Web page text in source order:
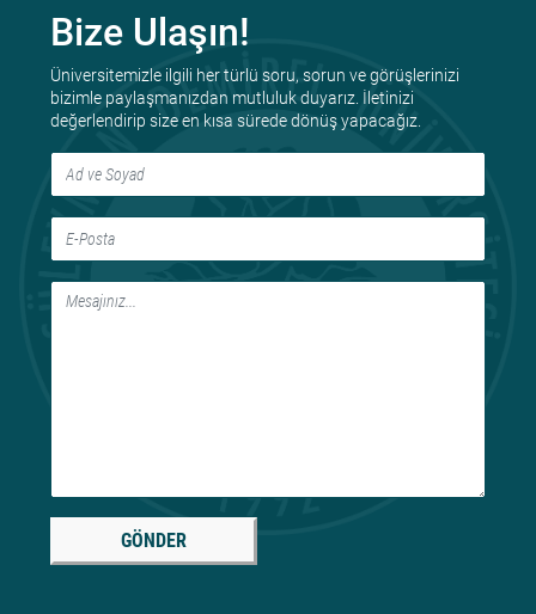
Bize Ulaşın!
Üniversitemizle ilgili her türlü soru, sorun ve görüşlerinizi
bizimle paylaşmanızdan mutluluk duyarız. İletinizi
değerlendirip size en kısa sürede dönüş yapacağız.
GÖNDER